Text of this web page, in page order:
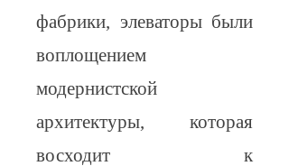
фабрики, элеваторы были
воплощением
модернистской
архитектуры, которая
восходит к